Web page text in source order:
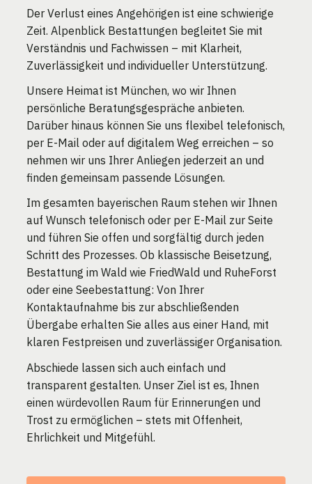
Der Verlust eines Angehörigen ist eine schwierige
Zeit. Alpenblick Bestattungen begleitet Sie mit
Verständnis und Fachwissen – mit Klarheit,
Zuverlässigkeit und individueller Unterstützung.
Unsere Heimat ist München, wo wir Ihnen
persönliche Beratungsgespräche anbieten.
Darüber hinaus können Sie uns flexibel telefonisch,
per E-Mail oder auf digitalem Weg erreichen – so
nehmen wir uns Ihrer Anliegen jederzeit an und
finden gemeinsam passende Lösungen.
Im gesamten bayerischen Raum stehen wir Ihnen
auf Wunsch telefonisch oder per E-Mail zur Seite
und führen Sie offen und sorgfältig durch jeden
Schritt des Prozesses. Ob klassische Beisetzung,
Bestattung im Wald wie FriedWald und RuheForst
oder eine Seebestattung: Von Ihrer
Kontaktaufnahme bis zur abschließenden
Übergabe erhalten Sie alles aus einer Hand, mit
klaren Festpreisen und zuverlässiger Organisation.
Abschiede lassen sich auch einfach und
transparent gestalten. Unser Ziel ist es, Ihnen
einen würdevollen Raum für Erinnerungen und
Trost zu ermöglichen – stets mit Offenheit,
Ehrlichkeit und Mitgefühl.